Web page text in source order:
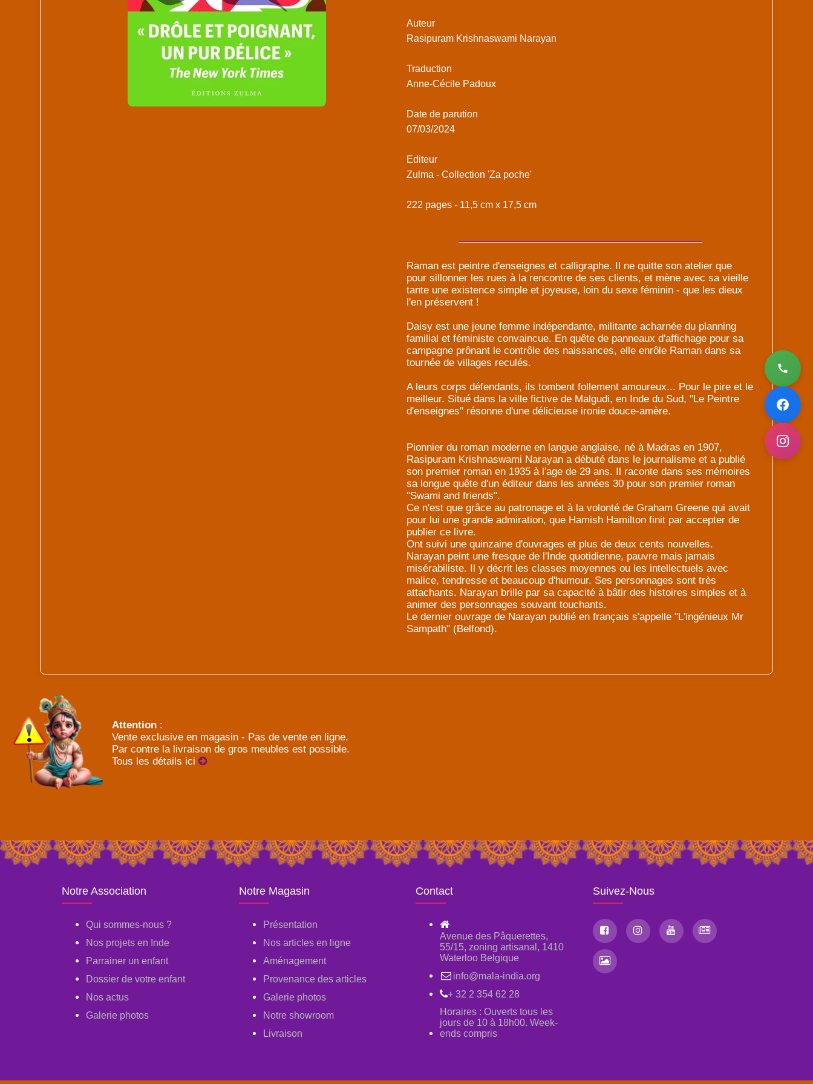
Auteur
Rasipuram Krishnaswami Narayan
Traduction
Anne-Cécile Padoux
Date de parution
07/03/2024
Editeur
Zulma - Collection 'Za poche'
222 pages - 11,5 cm x 17,5 cm
Raman est peintre d'enseignes et calligraphe. Il ne quitte son atelier que
pour sillonner les rues à la rencontre de ses clients, et mène avec sa vieille
tante une existence simple et joyeuse, loin du sexe féminin - que les dieux
l'en préservent !
Daisy est une jeune femme indépendante, militante acharnée du planning
familial et féministe convaincue. En quête de panneaux d'affichage pour sa
campagne prônant le contrôle des naissances, elle enrôle Raman dans sa
tournée de villages reculés.
A leurs corps défendants, ils tombent follement amoureux... Pour le pire et le
meilleur. Situé dans la ville fictive de Malgudi, en Inde du Sud, "Le Peintre
d'enseignes" résonne d'une délicieuse ironie douce-amère.
Pionnier du roman moderne en langue anglaise, né à Madras en 1907,
Rasipuram Krishnaswami Narayan a débuté dans le journalisme et a publié
son premier roman en 1935 à l'age de 29 ans. Il raconte dans ses mémoires
sa longue quête d'un éditeur dans les années 30 pour son premier roman
"Swami and friends".
Ce n'est que grâce au patronage et à la volonté de Graham Greene qui avait
pour lui une grande admiration, que Hamish Hamilton finit par accepter de
publier ce livre.
Ont suivi une quinzaine d'ouvrages et plus de deux cents nouvelles.
Narayan peint une fresque de l'Inde quotidienne, pauvre mais jamais
misérabiliste. Il y décrit les classes moyennes ou les intellectuels avec
malice, tendresse et beaucoup d'humour. Ses personnages sont très
attachants. Narayan brille par sa capacité à bâtir des histoires simples et à
animer des personnages souvant touchants.
Le dernier ouvrage de Narayan publié en français s'appelle "L'ingénieux Mr
Sampath" (Belfond).
Attention :
Vente exclusive en magasin - Pas de vente en ligne.
Par contre la livraison de gros meubles est possible.
Tous les détails ici
Notre Association
Qui sommes-nous ?
Nos projets en Inde
Parrainer un enfant
Dossier de votre enfant
Nos actus
Galerie photos
Notre Magasin
Présentation
Nos articles en ligne
Aménagement
Provenance des articles
Galerie photos
Notre showroom
Livraison
Contact
Avenue des Pâquerettes,
55/15, zoning artisanal, 1410
Waterloo Belgique
info@mala-india.org
+ 32 2 354 62 28
Horaires : Ouverts tous les
jours de 10 à 18h00. Week-
ends compris
Suivez-Nous